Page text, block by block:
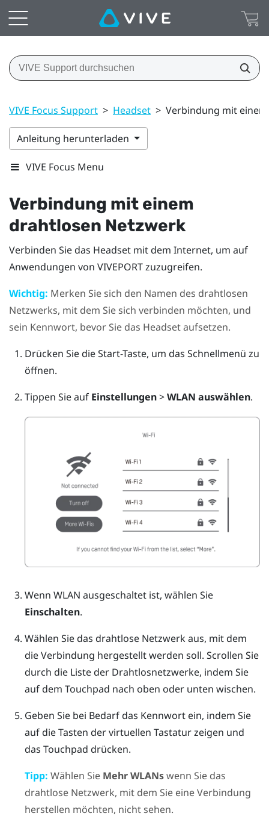
VIVE Focus Support > Headset > Verbindung mit
Anleitung herunterladen
VIVE Focus Menu
Verbindung mit einem
drahtlosen Netzwerk
Verbinden Sie das Headset mit dem Internet, um auf
Anwendungen von VIVEPORTzuzugreifen.
Wichtig: Merken Sie sich den Namen des drahtlosen
Netzwerks, mit dem Sie sich verbinden möchten, und
sein Kennwort, bevor Sie das Headset aufsetzen.
Drücken Sie dieStart-Taste, um das Schnellmenü zu
öffnen.
Tippen Sie auf Einstellungen>WLAN auswählen.
Wenn WLAN ausgeschaltet ist, wählen Sie
Einschalten.
Wählen Sie das drahtlose Netzwerk aus, mit dem
die Verbindung hergestellt werden soll. Scrollen Sie
durch die Liste der Drahtlosnetzwerke, indem Sie
auf dem Touchpad nach oben oder unten wischen.
Geben Sie bei Bedarf das Kennwort ein, indem Sie
auf die Tasten der virtuellen Tastatur zeigen und
das Touchpad drücken.
Tipp: Wählen Sie Mehr WLANswenn Sie das
drahtlose Netzwerk, mit dem Sie eine Verbindung
herstellen möchten, nicht sehen.